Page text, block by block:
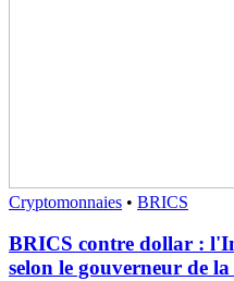
Cryptomonnaies • BRICS
BRICS contre dollar :
selon le gouverneur de